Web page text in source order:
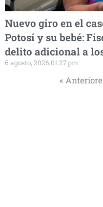
Nuevo giro en el
Potosí y su bebé:
delito adicional a
6 agosto, 2026 01:27 pm
«